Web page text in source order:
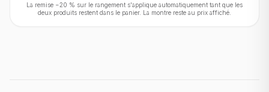
La remise −20 % sur le rangement s'applique automatiquement tant que les
deux produits restent dans le panier. La montre reste au prix affiché.